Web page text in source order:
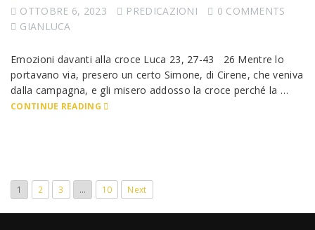
OTTOBRE 6, 2023 PREDICAZIONI
0 COMMENTS
GIANLUCA
Emozioni davanti alla croce Luca 23, 27-43 26 Mentre lo
portavano via, presero un certo Simone, di Cirene, che veniva
dalla campagna, e gli misero addosso la croce perché la …
CONTINUE READING
1 2 3 … 10 Next